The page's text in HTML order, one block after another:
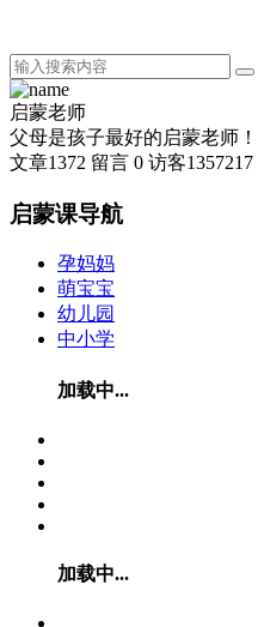
启蒙老师
父母是孩子最好的启蒙老师！
文章1372 留言 0 访客1357217
启蒙课导航
孕妈妈
萌宝宝
幼儿园
中小学
加载中...
加载中...